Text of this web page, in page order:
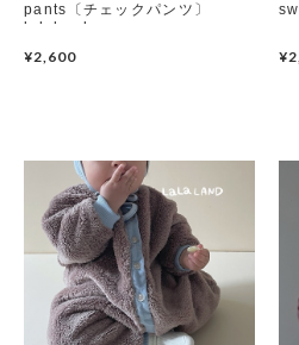
Accessories /
Gift wrapping
pants〔チェックパンツ〕
lalaland
¥2,600